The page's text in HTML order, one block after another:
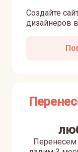
Создайте
дизайнеров
Перенесем